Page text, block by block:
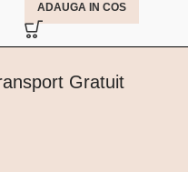
ADAUGA IN COS
Gratuit